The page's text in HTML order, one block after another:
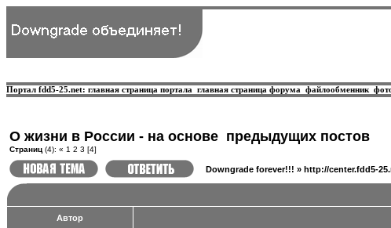
Портал fdd5-25.net: главная страница портала главная страница форума файлообменник
О жизни в России - на основе ­ предыдущих постов
Страниц (4): « 1 2 3 [4]
Downgrade forever!!! » http://center.fdd5-
Автор